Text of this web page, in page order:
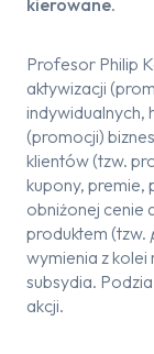
kierowane.
Profesor Philip
aktywizacji
indywidualnych,
(promocji)
klientów (tzw.
kupony, premie,
obniżonej cenie
produktem (tzw.
wymienia z
subsydia.
akcji.